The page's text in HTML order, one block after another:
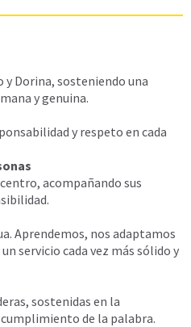
Dorina, sosteniendo una
y genuina.
y respeto en cada
acompañando sus
Aprendemos, nos adaptamos
servicio cada vez más sólido y
sostenidas en la
de la palabra.